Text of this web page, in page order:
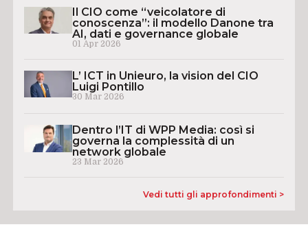
Il CIO come “veicolatore di
conoscenza”: il modello Danone tra
AI, dati e governance globale
01 Apr 2026
L’ ICT in Unieuro, la vision del CIO
Luigi Pontillo
30 Mar 2026
Dentro l’IT di WPP Media: così si
governa la complessità di un
network globale
23 Mar 2026
Vedi tutti gli approfondimenti >